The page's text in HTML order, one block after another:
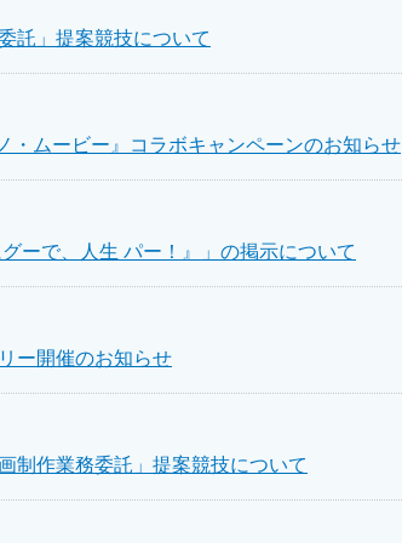
託」提案競技について
ムービー』コラボキャンペーンのお知らせ
ーで、人生 パー！』」の掲示について
ー開催のお知らせ
制作業務委託」提案競技について